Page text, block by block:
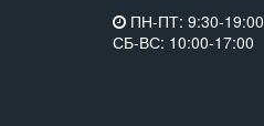
ПН-ПТ: 9:30-19:00
СБ-ВС: 10:00-17:00